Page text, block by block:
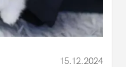
15.12.2024